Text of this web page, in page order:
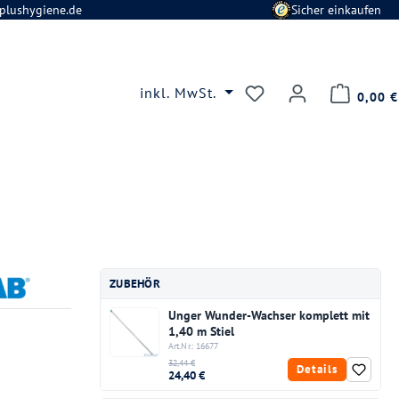
Sicher einkaufen
inkl. MwSt. Du hast 0 0,00 €
ZUBEHÖR
Unger Wunder-Wachser komplett mit
1,40 m Stiel
Art.Nr.: 16677
32,44 €
24,40 € Details